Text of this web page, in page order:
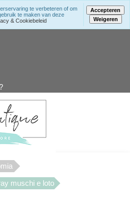
muschi e loto
te verbeteren of om
te maken van deze
& Cookiebeleid
Accepteren
Weigeren